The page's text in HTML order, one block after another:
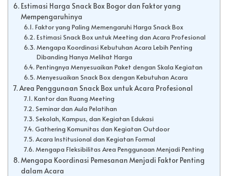
Estimasi Harga Snack Box Bogor dan Faktor yang
Mempengaruhinya
Faktor yang Paling Memengaruhi Harga Snack Box
Estimasi Snack Box untuk Meeting dan Acara Profesional
Mengapa Koordinasi Kebutuhan Acara Lebih Penting
Dibanding Hanya Melihat Harga
Pentingnya Menyesuaikan Paket dengan Skala Kegiatan
Menyesuaikan Snack Box dengan Kebutuhan Acara
Area Penggunaan Snack Box untuk Acara Profesional
Kantor dan Ruang Meeting
Seminar dan Aula Pelatihan
Sekolah, Kampus, dan Kegiatan Edukasi
Gathering Komunitas dan Kegiatan Outdoor
Acara Institusional dan Kegiatan Formal
Mengapa Fleksibilitas Area Penggunaan Menjadi Penting
Mengapa Koordinasi Pemesanan Menjadi Faktor Penting
dalam Acara